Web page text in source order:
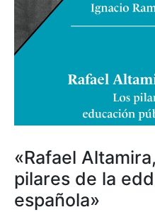
«Rafael
pilares de la
española»